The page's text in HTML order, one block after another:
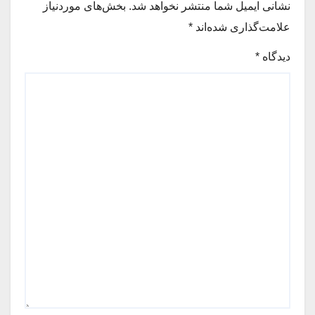
نشانی ایمیل شما منتشر نخواهد شد. بخش‌های موردنیاز
علامت‌گذاری شده‌اند *
دیدگاه *